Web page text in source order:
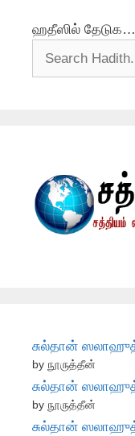
ஹதீஸில் தேடுக…
சுல்தான்
by நூருத்தீன்
சுல்தான்
by நூருத்தீன்
சுல்தான்